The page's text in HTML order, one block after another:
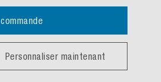
Personnaliser maintenant